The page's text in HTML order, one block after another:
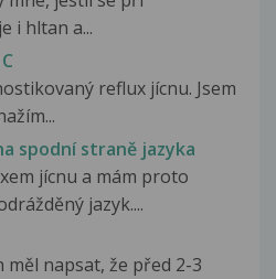
i hltan a...
reflux jícnu. Jsem
spodní straně jazyka
jícnu a mám proto
jazyk....
měl napsat, že před 2-3